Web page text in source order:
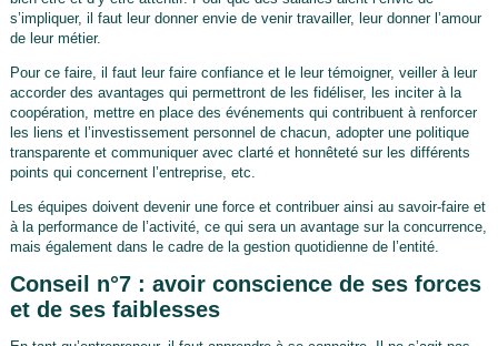
s’impliquer, il faut leur donner envie de venir travailler, leur donner l’amour
de leur métier.
Pour ce faire, il faut leur faire confiance et le leur témoigner, veiller à leur
accorder des avantages qui permettront de les fidéliser, les inciter à la
coopération, mettre en place des événements qui contribuent à renforcer
les liens et l’investissement personnel de chacun, adopter une politique
transparente et communiquer avec clarté et honnêteté sur les différents
points qui concernent l’entreprise, etc.
Les équipes doivent devenir une force et contribuer ainsi au savoir-faire et
à la performance de l’activité, ce qui sera un avantage sur la concurrence,
mais également dans le cadre de la gestion quotidienne de l’entité.
Conseil n°7 : avoir conscience de ses forces
et de ses faiblesses